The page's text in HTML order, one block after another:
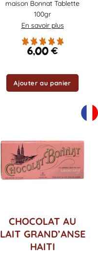
maison Bonnat Tablette
100gr
En savoir plus
6,00€
Ajouter au panier
CHOCOLAT AU
LAIT GRAND’ANSE
HAITI